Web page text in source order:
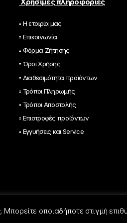
Χρήσιμες πληροφορίες
▫ Η εταιρία μας
▫ Επικοινωνία
▫ Φόρμα Ζήτησης
▫ Όροι Χρήσης
▫ Διαθεσιμότητα προϊόντων
▫ Τρόποι Πληρωμής
▫ Τρόποι Αποστολής
▫ Επιστροφές προϊόντων
▫ Εγγυήσεις και Service
οποιαδήποτε στιγμή